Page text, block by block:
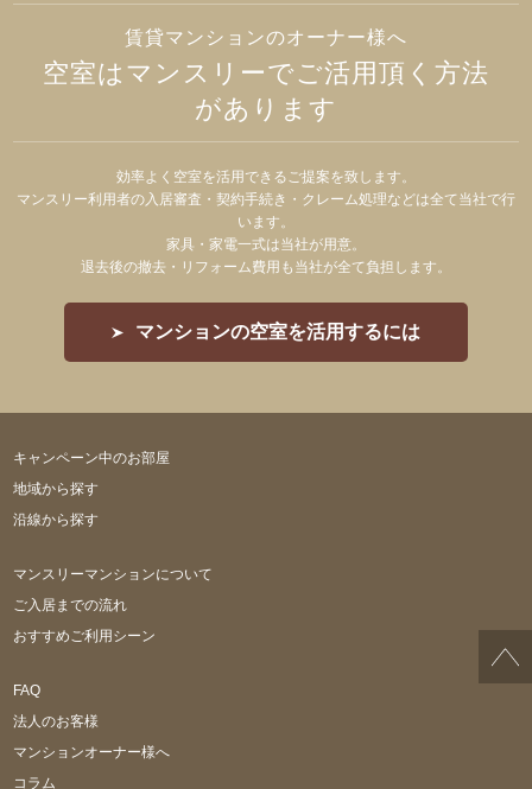
賃貸マンションのオーナー様へ
空室はマンスリーでご活用頂く方法
があります
効率よく空室を活用できるご提案を致します。
マンスリー利用者の入居審査・契約手続き・クレーム処理などは全て当社で行
います。
家具・家電一式は当社が用意。
退去後の撤去・リフォーム費用も当社が全て負担します。
マンションの空室を活用するには
キャンペーン中のお部屋
地域から探す
沿線から探す
マンスリーマンションについて
ご入居までの流れ
おすすめご利用シーン
FAQ
法人のお客様
マンションオーナー様へ
コラム